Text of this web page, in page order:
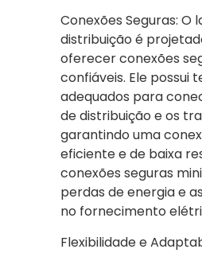
Conexões Seguras: O
distribuição é
oferecer conexões
confiáveis. Ele possui
adequados para
de distribuição e os
garantindo uma
eficiente e de baixa
conexões seguras
perdas de energia e
no fornecimento
Flexibilidade e